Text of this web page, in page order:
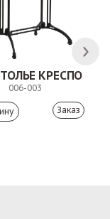
КРЕСПО
006-003
Заказ